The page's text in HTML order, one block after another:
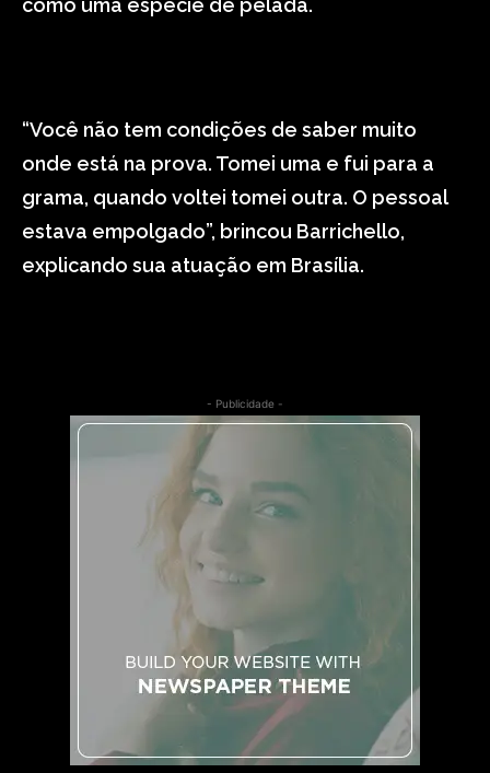
como uma espécie de pelada.
“Você não tem condições de saber muito
onde está na prova. Tomei uma e fui para a
grama, quando voltei tomei outra. O pessoal
estava empolgado”, brincou Barrichello,
explicando sua atuação em Brasília.
- Publicidade -